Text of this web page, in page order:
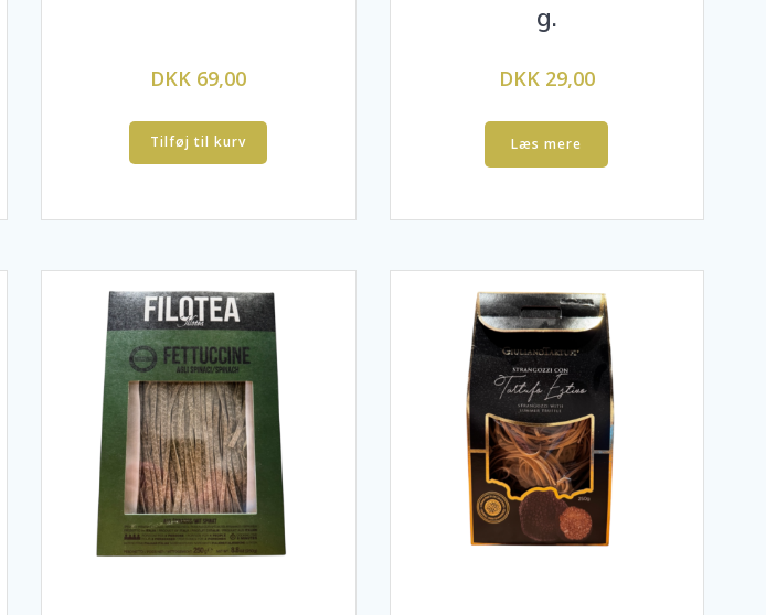
DKK 69,00
Tilføj til kurv
g.
DKK 29,00
Læs mere